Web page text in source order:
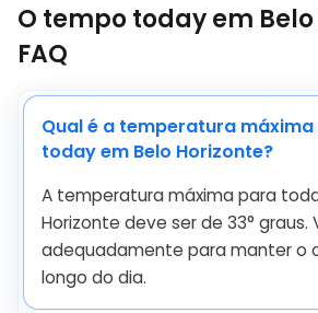
O tempo today em
FAQ
Qual é a temperatura
today em Belo Horizonte?
A temperatura máxima para
Horizonte deve ser de 33° graus.
adequadamente para manter o
longo do dia.